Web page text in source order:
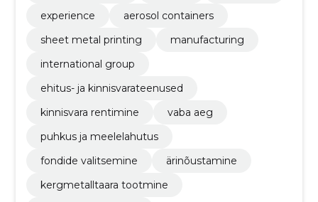
experience
aerosol containers
sheet metal printing
manufacturing
international group
ehitus- ja kinnisvarateenused
kinnisvara rentimine
vaba aeg
puhkus ja meelelahutus
fondide valitsemine
ärinõustamine
kergmetalltaara tootmine